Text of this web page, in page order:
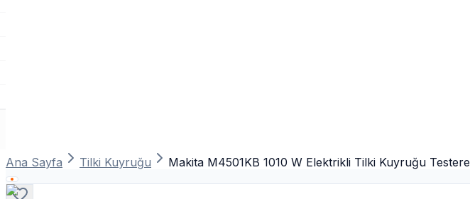
Ana Sayfa Tilki Kuyruğu Makita M4501KB 1010 W Elektrikli Tilki Kuyruğu Testere